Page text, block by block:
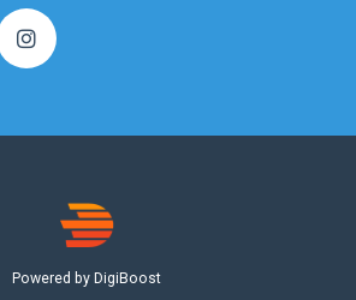
Powered by DigiBoost